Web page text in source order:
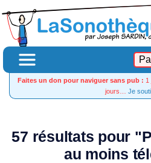
Faites un don pour naviguer sans pub : 1
jours… Je
57 résultats pour
au moins